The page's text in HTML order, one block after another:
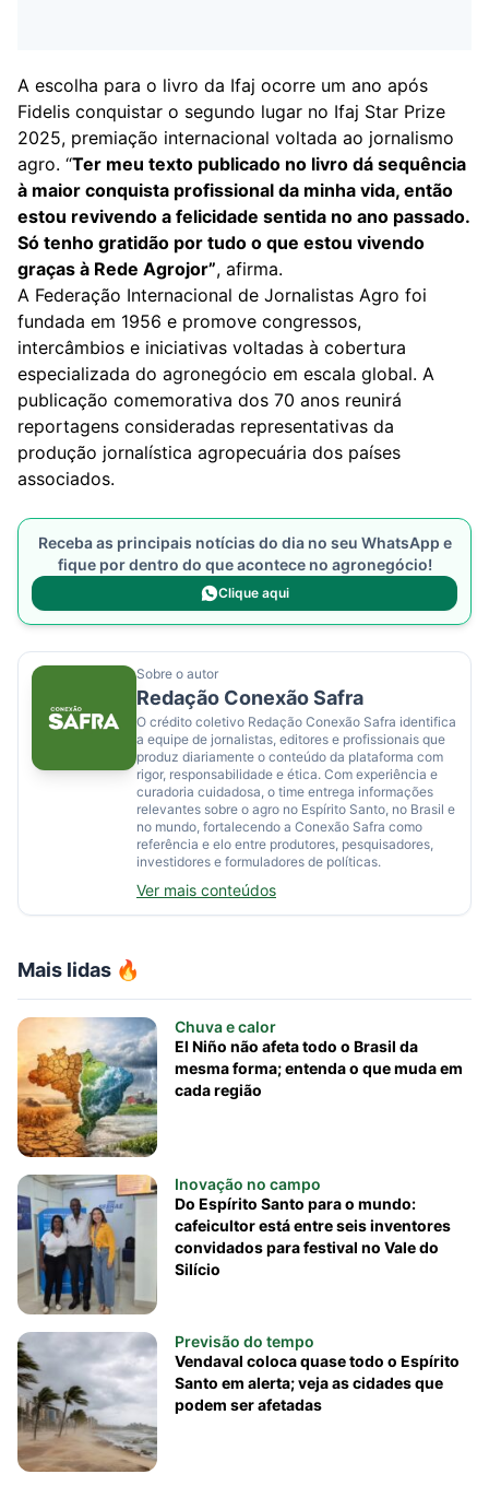
Mais lidas 🔥
Chuva e calor
El Niño não afeta todo o Brasil da
mesma forma; entenda o que muda em
cada região
Inovação no campo
Do Espírito Santo para o mundo:
cafeicultor está entre seis inventores
convidados para festival no Vale do
Silício
Previsão do tempo
Vendaval coloca quase todo o Espírito
Santo em alerta; veja as cidades que
podem ser afetadas
A escolha para o livro da Ifaj ocorre um ano após
Fidelis conquistar o segundo lugar no Ifaj Star Prize
2025, premiação internacional voltada ao jornalismo
agro. “Ter meu texto publicado no livro dá sequência
à maior conquista profissional da minha vida, então
estou revivendo a felicidade sentida no ano passado.
Só tenho gratidão por tudo o que estou vivendo
graças à Rede Agrojor”, afirma.
A Federação Internacional de Jornalistas Agro foi
fundada em 1956 e promove congressos,
intercâmbios e iniciativas voltadas à cobertura
especializada do agronegócio em escala global. A
publicação comemorativa dos 70 anos reunirá
reportagens consideradas representativas da
produção jornalística agropecuária dos países
associados.
Receba as principais notícias do dia no seu WhatsApp e
fique por dentro do que acontece no agronegócio!
Clique aqui
Sobre o autor
Redação Conexão Safra
O crédito coletivo Redação Conexão Safra identifica
a equipe de jornalistas, editores e profissionais que
produz diariamente o conteúdo da plataforma com
rigor, responsabilidade e ética. Com experiência e
curadoria cuidadosa, o time entrega informações
relevantes sobre o agro no Espírito Santo, no Brasil e
no mundo, fortalecendo a Conexão Safra como
referência e elo entre produtores, pesquisadores,
investidores e formuladores de políticas.
Ver mais conteúdos